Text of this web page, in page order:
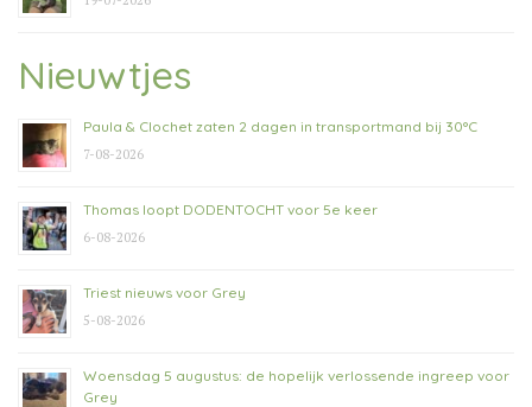
Nieuwtjes
Paula & Clochet zaten 2 dagen in transportmand bij 30°C
7-08-2026
Thomas loopt DODENTOCHT voor 5e keer
6-08-2026
Triest nieuws voor Grey
5-08-2026
Woensdag 5 augustus: de hopelijk verlossende ingreep voor
Grey